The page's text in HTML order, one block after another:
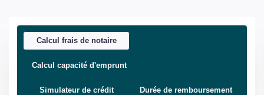
Calcul frais de notaire
Calcul capacité d'emprunt
Simulateur de crédit Durée de remboursement